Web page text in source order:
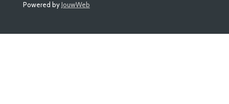
Powered byJouwWeb